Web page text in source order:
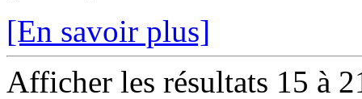
[En savoir plus]
Afficher les résultats 15 à